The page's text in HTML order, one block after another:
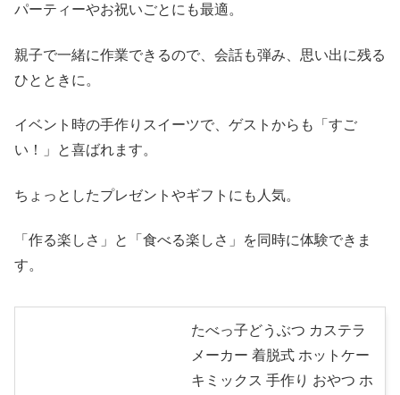
パーティーやお祝いごとにも最適。
親子で一緒に作業できるので、会話も弾み、思い出に残る
ひとときに。
イベント時の手作りスイーツで、ゲストからも「すご
い！」と喜ばれます。
ちょっとしたプレゼントやギフトにも人気。
「作る楽しさ」と「食べる楽しさ」を同時に体験できま
す。
たべっ子どうぶつ カステラ
メーカー 着脱式 ホットケー
キミックス 手作り おやつ ホ